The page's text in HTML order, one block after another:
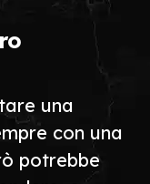
una
con una
potrebbe